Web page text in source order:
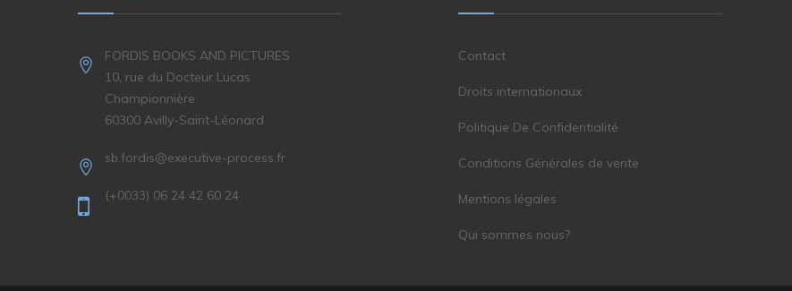
FORDIS BOOKS AND PICTURES
10, rue du Docteur Lucas
Championnière
60300 Avilly-Saint-Léonard
sb.fordis@executive-process.fr
(+0033) 06 24 42 60 24
Contact
Droits internationaux
Politique De Confidentialité
Conditions Générales de vente
Mentions légales
Qui sommes nous?